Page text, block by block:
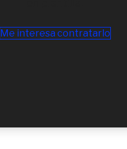
Me interesa contratarlo